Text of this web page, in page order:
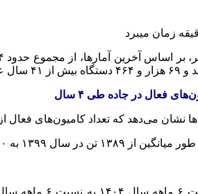
بر اساس آخرین آمارها، از مجموع حدود ۴۸۴ هزار دستگاه کامیون و
از ۳۶۰ هزار دستگاه در سال ۱۳۹۹ به ۴۶۵ هزار دستگاه در سال ۱۴۰۳ افزایش یافته است که نشان‌دهنده رشد ۲۹ درصدی است.
تن در سال ۱۴۰۳ کاهش یافته است (افت ۷ درصدی).
میلیون